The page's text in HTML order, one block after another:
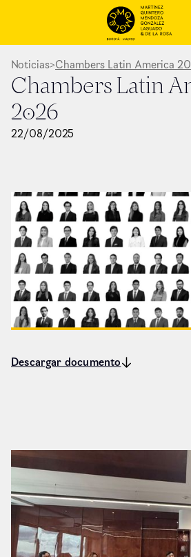
Noticias>Chambers Latin America
Chambers Latin
2026
22/08/2025
Descargar documento